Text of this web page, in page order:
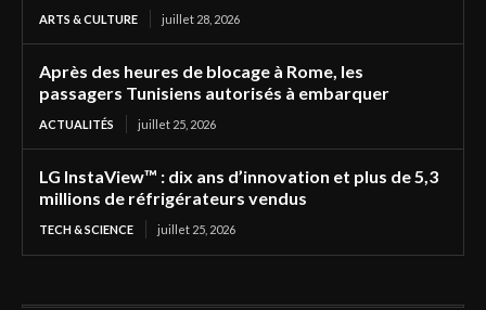
ARTS & CULTURE juillet 28, 2026
Après des heures de blocage à Rome, les
passagers Tunisiens autorisés à embarquer
ACTUALITÉS juillet 25, 2026
LG InstaView™ : dix ans d’innovation et plus de 5,3
millions de réfrigérateurs vendus
TECH & SCIENCE juillet 25, 2026